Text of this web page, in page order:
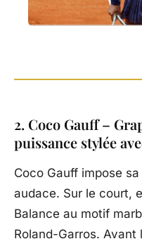
2. Coco Gauff –
puissance stylée
Coco Gauff impose
audace. Sur le court,
Balance au motif
Roland-Garros.